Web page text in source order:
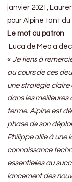
janvier 2021,
pour Alpine tant du
Le mot du patron
Luca de Meo a
« Je tiens à
au cours de ces
une stratégie claire
dans les meilleures
terme. Alpine est
phase de son
Philippe allie à une
connaissance
essentielles au
lancement des